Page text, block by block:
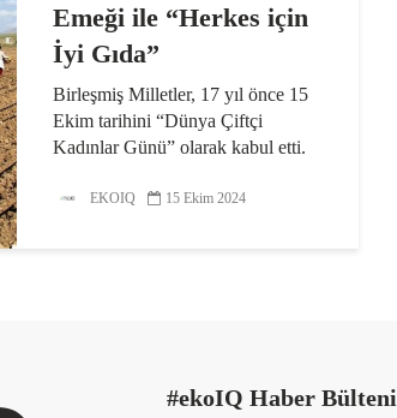
Emeği ile “Herkes için
İyi Gıda”
Birleşmiş Milletler, 17 yıl önce 15
Ekim tarihini “Dünya Çiftçi
Kadınlar Günü” olarak kabul etti.
toplumsal cinsiyet eşitliğini
EKOIQ 15 Ekim 2024
#ekoIQ Haber Bülteni